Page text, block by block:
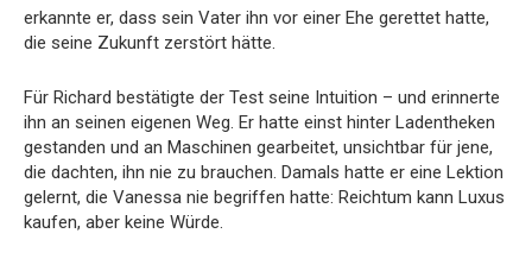
erkannte er, dass sein Vater ihn vor einer Ehe gerettet hatte,
die seine Zukunft zerstört hätte.
Für Richard bestätigte der Test seine Intuition – und erinnerte
ihn an seinen eigenen Weg. Er hatte einst hinter Ladentheken
gestanden und an Maschinen gearbeitet, unsichtbar für jene,
die dachten, ihn nie zu brauchen. Damals hatte er eine Lektion
gelernt, die Vanessa nie begriffen hatte: Reichtum kann Luxus
kaufen, aber keine Würde.